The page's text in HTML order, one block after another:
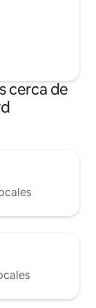
cerca de